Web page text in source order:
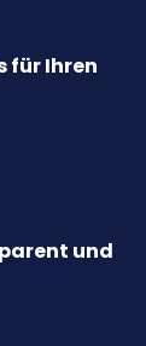
für Ihren
und